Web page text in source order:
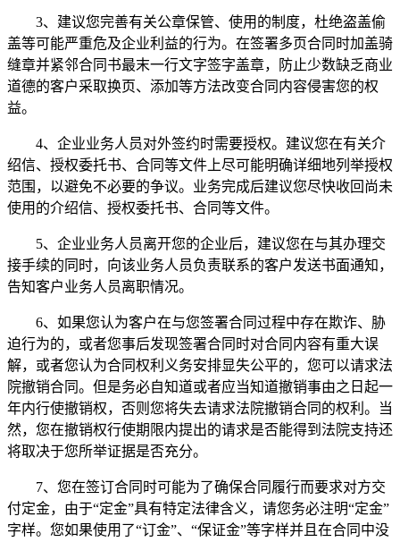
3、建议您完善有关公章保管、使用的制度，杜绝盗盖偷
盖等可能严重危及企业利益的行为。在签署多页合同时加盖骑
缝章并紧邻合同书最末一行文字签字盖章，防止少数缺乏商业
道德的客户采取换页、添加等方法改变合同内容侵害您的权
益。
4、企业业务人员对外签约时需要授权。建议您在有关介
绍信、授权委托书、合同等文件上尽可能明确详细地列举授权
范围，以避免不必要的争议。业务完成后建议您尽快收回尚未
使用的介绍信、授权委托书、合同等文件。
5、企业业务人员离开您的企业后，建议您在与其办理交
接手续的同时，向该业务人员负责联系的客户发送书面通知，
告知客户业务人员离职情况。
6、如果您认为客户在与您签署合同过程中存在欺诈、胁
迫行为的，或者您事后发现签署合同时对合同内容有重大误
解，或者您认为合同权利义务安排显失公平的，您可以请求法
院撤销合同。但是务必自知道或者应当知道撤销事由之日起一
年内行使撤销权，否则您将失去请求法院撤销合同的权利。当
然，您在撤销权行使期限内提出的请求是否能得到法院支持还
将取决于您所举证据是否充分。
7、您在签订合同时可能为了确保合同履行而要求对方交
付定金，由于“定金”具有特定法律含义，请您务必注明“定金”
字样。您如果使用了“订金”、“保证金”等字样并且在合同中没